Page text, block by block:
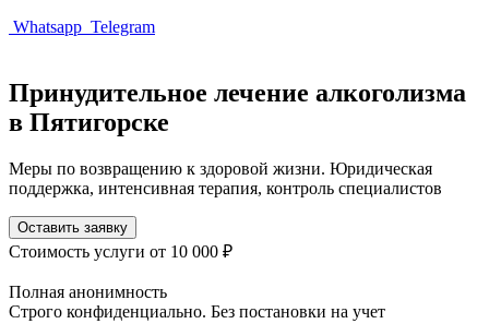
Whatsapp Telegram
Принудительное лечение алкоголизма
в Пятигорске
Меры по возвращению к здоровой жизни. Юридическая
поддержка, интенсивная терапия, контроль специалистов
Оставить заявку
Стоимость услуги от 10 000 ₽
Полная анонимность
Строго конфиденциально. Без постановки на учет